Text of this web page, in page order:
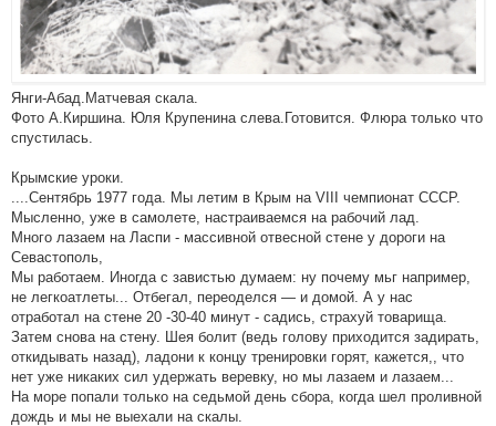
Янги-Абад.Матчевая скала.
Фото А.Киршина. Юля Крупенина слева.Готовится. Флюра только что
спустилась.
Крымские уроки.
....Сентябрь 1977 года. Мы летим в Крым на VIII чемпионат СССР.
Мысленно, уже в самолете, настраиваемся на рабочий лад.
Много лазаем на Ласпи - массивной отвесной стене у дороги на
Севастополь,
Мы работаем. Иногда с завистью думаем: ну почему мьг например,
не легкоатлеты... Отбегал, переоделся — и домой. А у нас
отработал на стене 20 -30-40 минут - садись, страхуй товарища.
Затем снова на стену. Шея болит (ведь голову приходится задирать,
откидывать назад), ладони к концу тренировки горят, кажется,, что
нет уже никаких сил удержать веревку, но мы лазаем и лазаем...
На море попали только на седьмой день сбора, когда шел проливной
дождь и мы не выехали на скалы.